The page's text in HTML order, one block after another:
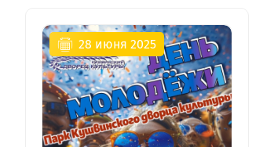
28 июня 2025